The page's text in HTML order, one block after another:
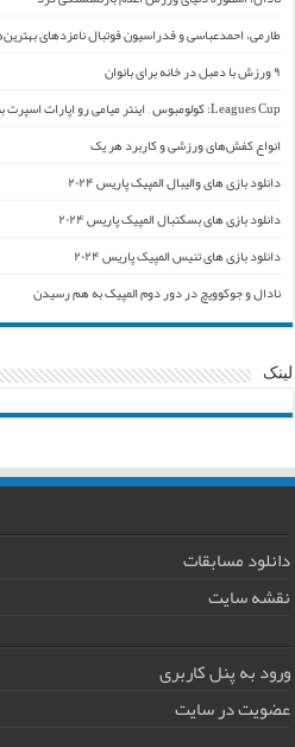
طارمی، احمدعباسی و فدراسیون فوتبال نامزدهای
۹ ورزش با دمبل در خانه برای بانوان
Leagues Cup: کولومبوس – اینتر میامی رو اپارات اسپرت ببنید
انواع کفش‌های ورزشی و کاربرد هر یک
دانلود بازی های والیبال المپیک پاریس ۲۰۲۴
دانلود بازی های بسکتبال المپیک پاریس ۲۰۲۴
دانلود بازی های تنیس المپیک پاریس ۲۰۲۴
نادال و جوکوویچ در دور دوم المپیک به هم رسیدن
لینک
دانلود مسابقات
نقشه سایت
ورود به پنل کاربری
عضویت در سایت